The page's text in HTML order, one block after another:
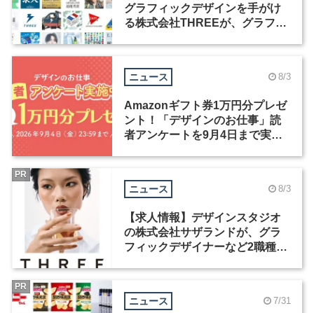
グラフィックデザインを手がけ
る株式会社THREEが、グラフィ
ニュース 8/3
Amazonギフト券1万円分プレゼ
ント！「デザインのお仕事」読
者アンケートを9月4日まで実施
ニュース 8/3
【求人情報】デザインスタジオ
の株式会社サザランドが、グラ
フィックデザイナーなど2職種を
PR
ニュース 7/31
PR